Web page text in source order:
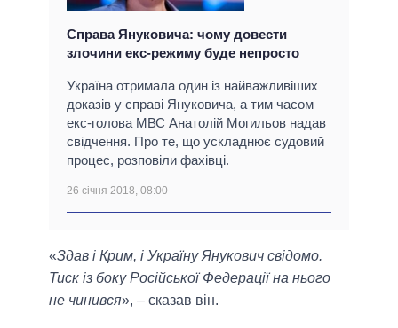
Справа Януковича: чому довести
злочини екс-режиму буде непросто
Україна отримала один із найважливіших
доказів у справі Януковича, а тим часом
екс-голова МВС Анатолій Могильов надав
свідчення. Про те, що ускладнює судовий
процес, розповіли фахівці.
26 січня 2018, 08:00
«Здав і Крим, і Україну Янукович свідомо.
Тиск із боку Російської Федерації на нього
не чинився», – сказав він.